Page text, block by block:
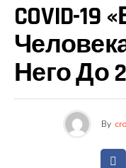
COVID-
Него До
By